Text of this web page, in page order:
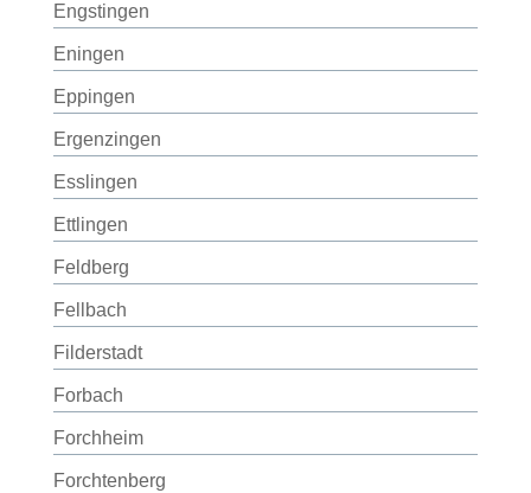
Engstingen
Eningen
Eppingen
Ergenzingen
Esslingen
Ettlingen
Feldberg
Fellbach
Filderstadt
Forbach
Forchheim
Forchtenberg